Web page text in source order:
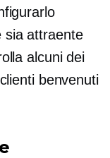
sia attraente
alcuni dei
benvenuti